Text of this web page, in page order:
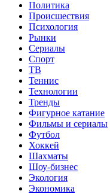
Политика
Происшествия
Психология
Рынки
Сериалы
Спорт
ТВ
Теннис
Технологии
Тренды
Фигурное катание
Фильмы и сериалы
Футбол
Хоккей
Шахматы
Шоу-бизнес
Экология
Экономика